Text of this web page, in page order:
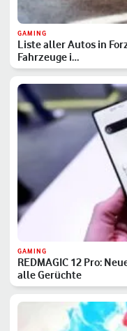
GAMING
Liste aller Autos in
Fahrzeuge i…
GAMING
REDMAGIC 12 Pro:
alle Gerüchte